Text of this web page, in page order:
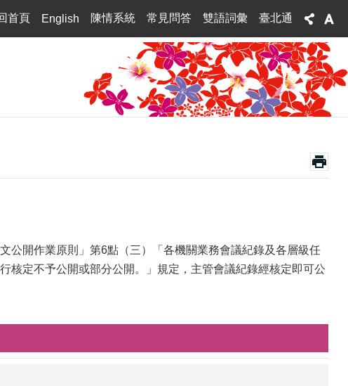
首頁 English 陳情系統 常見問答 雙語詞彙 臺北通
公開作業原則」第6點（三）「各機關業務會議紀錄及各層級任
核定不予公開或部分公開。」規定，主管會議紀錄經核定即可公